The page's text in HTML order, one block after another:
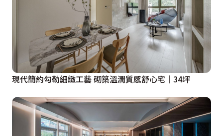
現代簡約勾勒細緻工藝 砌築溫潤質感舒心宅│34坪